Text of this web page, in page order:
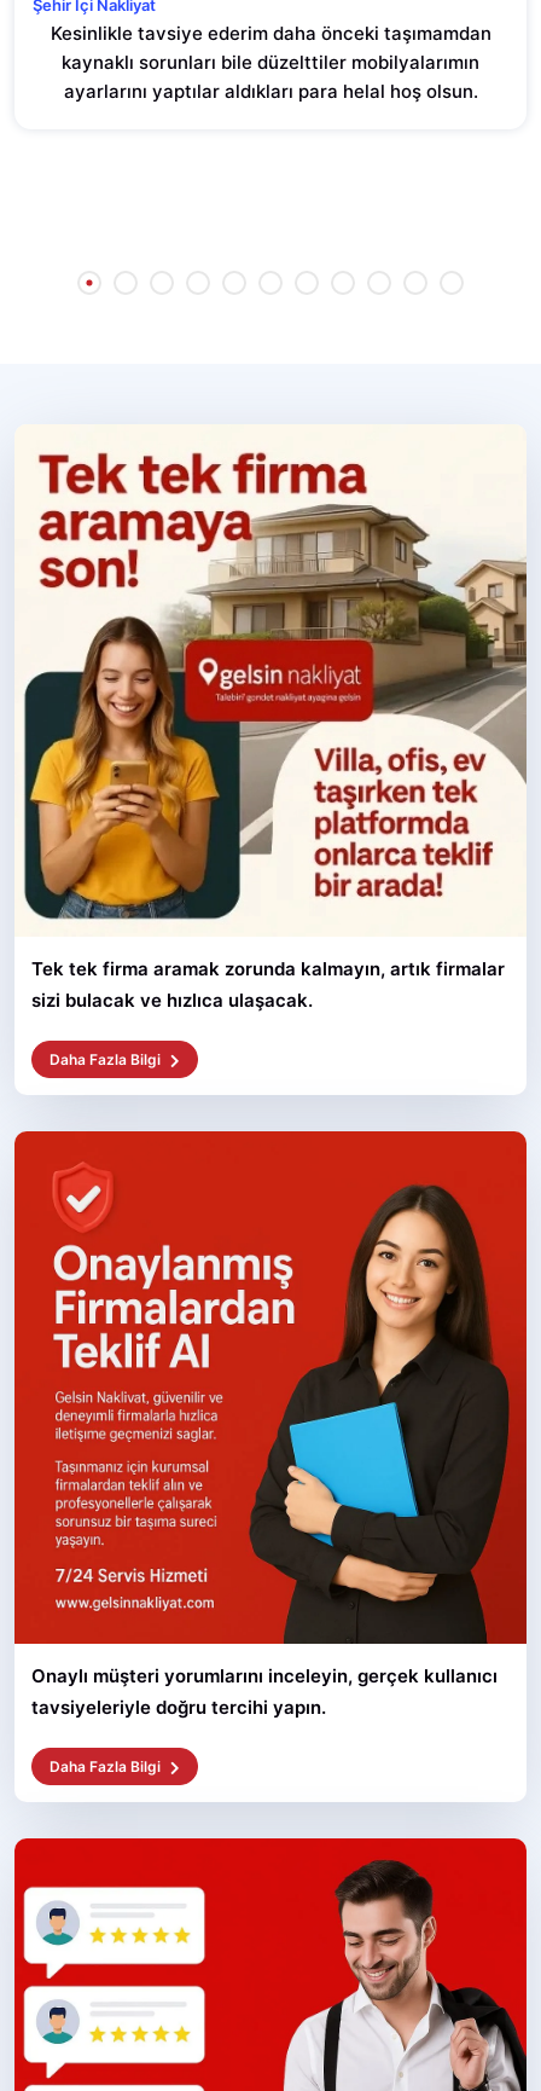
Şehir İçi Nakliyat
Kesinlikle tavsiye ederim daha önceki taşımamdan
kaynaklı sorunları bile düzelttiler mobilyalarımın
ayarlarını yaptılar aldıkları para helal hoş olsun.
Tek tek firma aramak zorunda kalmayın, artık firmalar
sizi bulacak ve hızlıca ulaşacak.
Daha Fazla Bilgi
Onaylı müşteri yorumlarını inceleyin, gerçek kullanıcı
tavsiyeleriyle doğru tercihi yapın.
Daha Fazla Bilgi